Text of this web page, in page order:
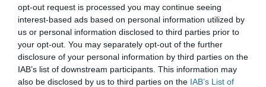
opt-out request is processed you may continue seeing
interest-based ads based on personal information utilized by
us or personal information disclosed to third parties prior to
your opt-out. You may separately opt-out of the further
disclosure of your personal information by third parties on the
IAB’s list of downstream participants. This information may
also be disclosed by us to third parties on the IAB’s List of